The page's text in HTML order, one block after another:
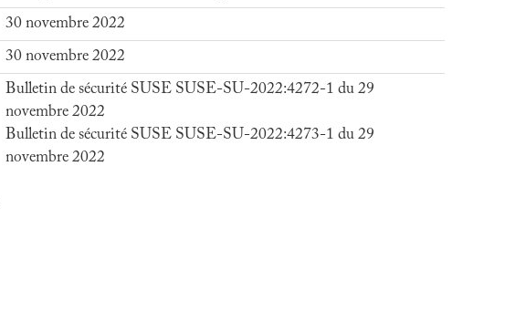
30 novembre 2022
30 novembre 2022
Bulletin de sécurité SUSE SUSE-SU-2022:4272-1 du 29
novembre 2022
Bulletin de sécurité SUSE SUSE-SU-2022:4273-1 du 29
novembre 2022